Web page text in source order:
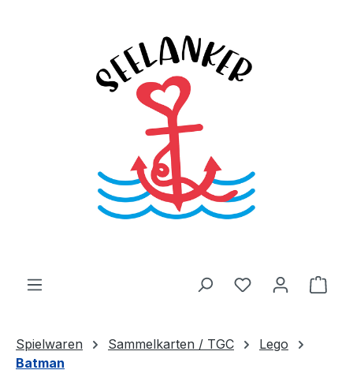
Du hast 0
Spielwaren Sammelkarten / TGC
Lego
Batman